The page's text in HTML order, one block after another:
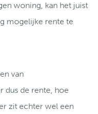
woning, kan het juist
mogelijke rente te
van
dus de rente, hoe
zit echter wel een